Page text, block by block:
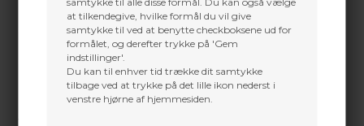
at tilkendegive, hvilke formål du vil give
samtykke til ved at benytte checkboksene ud for
formålet, og derefter trykke på 'Gem
indstillinger'.
Du kan til enhver tid trække dit samtykke
tilbage ved at trykke på det lille ikon nederst i
venstre hjørne af hjemmesiden.